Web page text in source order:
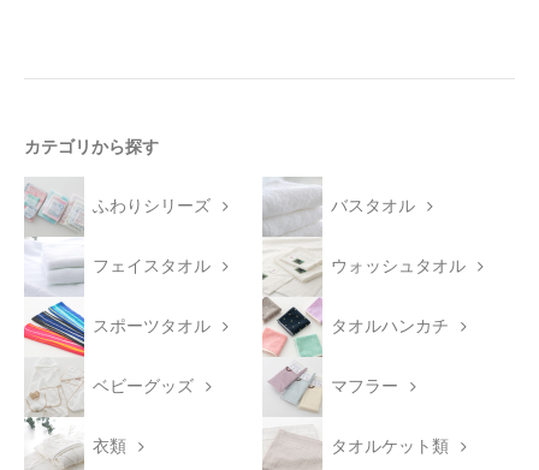
カテゴリから探す
ふわりシリーズ バスタオル
フェイスタオル ウォッシュタオル
スポーツタオル タオルハンカチ
ベビーグッズ マフラー
衣類 タオルケット類